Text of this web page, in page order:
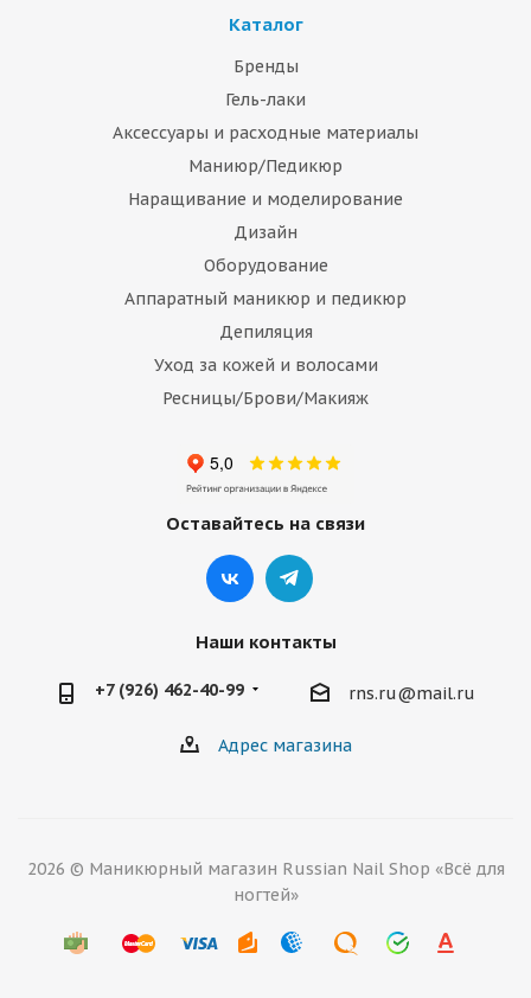
Каталог
Бренды
Гель-лаки
Аксессуары и расходные материалы
Маниюр/Педикюр
Наращивание и моделирование
Дизайн
Оборудование
Аппаратный маникюр и педикюр
Депиляция
Уход за кожей и волосами
Ресницы/Брови/Макияж
Оставайтесь на связи
Наши контакты
+7 (926) 462-40-99 rns.ru@mail.ru
Адрес магазина
2026 © Маникюрный магазин Russian Nail Shop «Всё для
ногтей»